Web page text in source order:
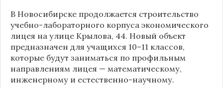
В Новосибирске продолжается строительство
учебно-лабораторного корпуса экономического
лицея на улице Крылова, 44. Новый объект
предназначен для учащихся 10–11 классов,
которые будут заниматься по профильным
направлениям лицея — математическому,
инженерному и естественно-научному.